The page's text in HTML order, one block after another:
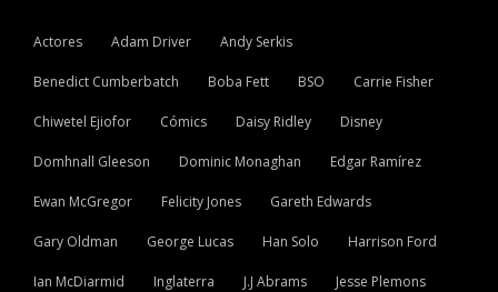
Actores Adam Driver Andy Serkis
Benedict Cumberbatch Boba Fett BSO Carrie Fisher
Chiwetel Ejiofor Cómics Daisy Ridley Disney
Domhnall Gleeson Dominic Monaghan Edgar Ramírez
Ewan McGregor Felicity Jones Gareth Edwards
Gary Oldman George Lucas Han Solo Harrison Ford
Ian McDiarmid Inglaterra J.J Abrams Jesse Plemons